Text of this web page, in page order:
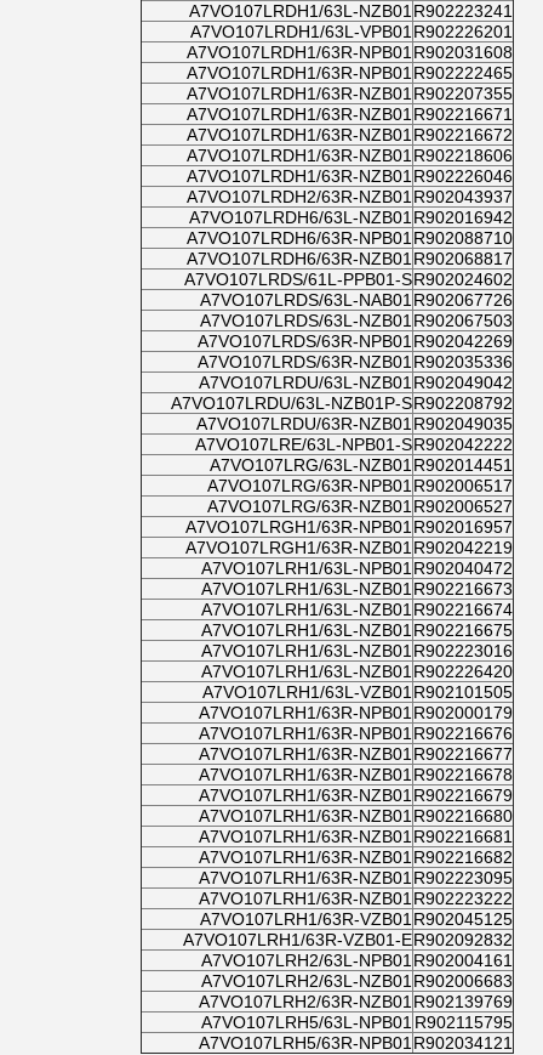
R902223241
A7VO107LRDH1/63L-NZB01
R902226201
A7VO107LRDH1/63L-VPB01
R902031608
A7VO107LRDH1/63R-NPB01
R902222465
A7VO107LRDH1/63R-NPB01
R902207355
A7VO107LRDH1/63R-NZB01
R902216671
A7VO107LRDH1/63R-NZB01
R902216672
A7VO107LRDH1/63R-NZB01
R902218606
A7VO107LRDH1/63R-NZB01
R902226046
A7VO107LRDH1/63R-NZB01
R902043937
A7VO107LRDH2/63R-NZB01
R902016942
A7VO107LRDH6/63L-NZB01
R902088710
A7VO107LRDH6/63R-NPB01
R902068817
A7VO107LRDH6/63R-NZB01
R902024602
A7VO107LRDS/61L-PPB01-S
R902067726
A7VO107LRDS/63L-NAB01
R902067503
A7VO107LRDS/63L-NZB01
R902042269
A7VO107LRDS/63R-NPB01
R902035336
A7VO107LRDS/63R-NZB01
R902049042
A7VO107LRDU/63L-NZB01
R902208792
A7VO107LRDU/63L-NZB01P-S
R902049035
A7VO107LRDU/63R-NZB01
R902042222
A7VO107LRE/63L-NPB01-S
R902014451
A7VO107LRG/63L-NZB01
R902006517
A7VO107LRG/63R-NPB01
R902006527
A7VO107LRG/63R-NZB01
R902016957
A7VO107LRGH1/63R-NPB01
R902042219
A7VO107LRGH1/63R-NZB01
R902040472
A7VO107LRH1/63L-NPB01
R902216673
A7VO107LRH1/63L-NZB01
R902216674
A7VO107LRH1/63L-NZB01
R902216675
A7VO107LRH1/63L-NZB01
R902223016
A7VO107LRH1/63L-NZB01
R902226420
A7VO107LRH1/63L-NZB01
R902101505
A7VO107LRH1/63L-VZB01
R902000179
A7VO107LRH1/63R-NPB01
R902216676
A7VO107LRH1/63R-NPB01
R902216677
A7VO107LRH1/63R-NZB01
R902216678
A7VO107LRH1/63R-NZB01
R902216679
A7VO107LRH1/63R-NZB01
R902216680
A7VO107LRH1/63R-NZB01
R902216681
A7VO107LRH1/63R-NZB01
R902216682
A7VO107LRH1/63R-NZB01
R902223095
A7VO107LRH1/63R-NZB01
R902223222
A7VO107LRH1/63R-NZB01
R902045125
A7VO107LRH1/63R-VZB01
R902092832
A7VO107LRH1/63R-VZB01-E
R902004161
A7VO107LRH2/63L-NPB01
R902006683
A7VO107LRH2/63L-NZB01
R902139769
A7VO107LRH2/63R-NZB01
R902115795
A7VO107LRH5/63L-NPB01
R902034121
A7VO107LRH5/63R-NPB01